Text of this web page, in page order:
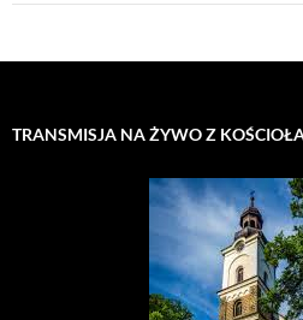
TRANSMISJA NA ŻYWO Z